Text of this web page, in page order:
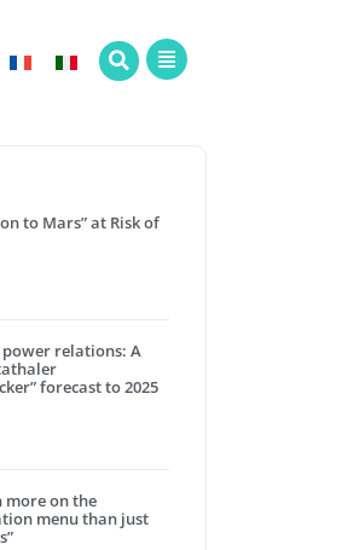
to Mars” at Risk of
relations: A
forecast to 2025
more on the
menu than just